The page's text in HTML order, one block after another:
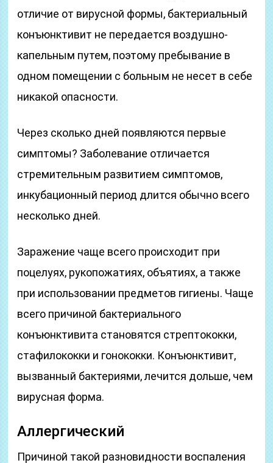
отличие от вирусной формы, бактериальный
конъюнктивит не передается воздушно-
капельным путем, поэтому пребывание в
одном помещении с больным не несет в себе
никакой опасности.
Через сколько дней появляются первые
симптомы? Заболевание отличается
стремительным развитием симптомов,
инкубационный период длится обычно всего
несколько дней.
Заражение чаще всего происходит при
поцелуях, рукопожатиях, объятиях, а также
при использовании предметов гигиены. Чаще
всего причиной бактериального
конъюнктивита становятся стрептококки,
стафилококки и гонококки. Конъюнктивит,
вызванный бактериями, лечится дольше, чем
вирусная форма.
Аллергический
Причиной такой разновидности воспаления